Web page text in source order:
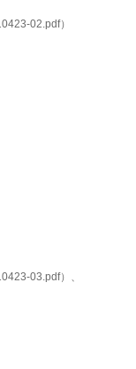
02.pdf）
03.pdf）、